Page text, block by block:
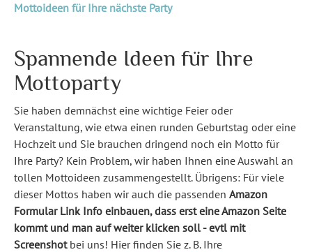
Mottoideen für Ihre nächste Party
Spannende Ideen für Ihre
Mottoparty
Sie haben demnächst eine wichtige Feier oder
Veranstaltung, wie etwa einen runden Geburtstag oder eine
Hochzeit und Sie brauchen dringend noch ein Motto für
Ihre Party? Kein Problem, wir haben Ihnen eine Auswahl an
tollen Mottoideen zusammengestellt. Übrigens: Für viele
dieser Mottos haben wir auch die passenden Amazon
Formular Link Info einbauen, dass erst eine Amazon Seite
kommt und man auf weiter klicken soll - evtl mit
Screenshotbei uns! Hier finden Sie z. B. Ihre